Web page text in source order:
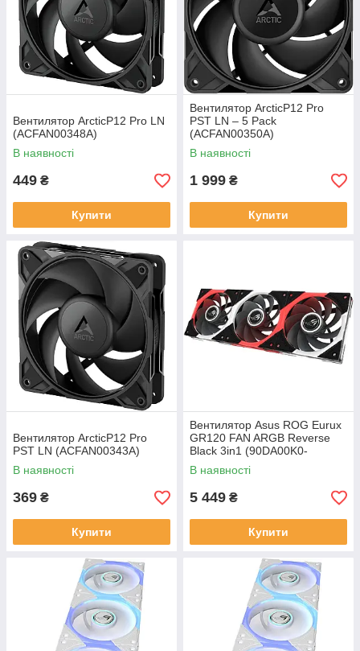
Вентилятор ArcticP12 Pro LN
(ACFAN00348A)
В наявності
449 ₴
Купити
Вентилятор ArcticP12 Pro
PST LN – 5 Pack
(ACFAN00350A)
В наявності
1 999 ₴
Купити
Вентилятор ArcticP12 Pro
PST LN (ACFAN00343A)
В наявності
369 ₴
Купити
Вентилятор Asus ROG Eurux
GR120 FAN ARGB Reverse
Black 3in1 (90DA00K0-
B09020)
В наявності
5 449 ₴
Купити